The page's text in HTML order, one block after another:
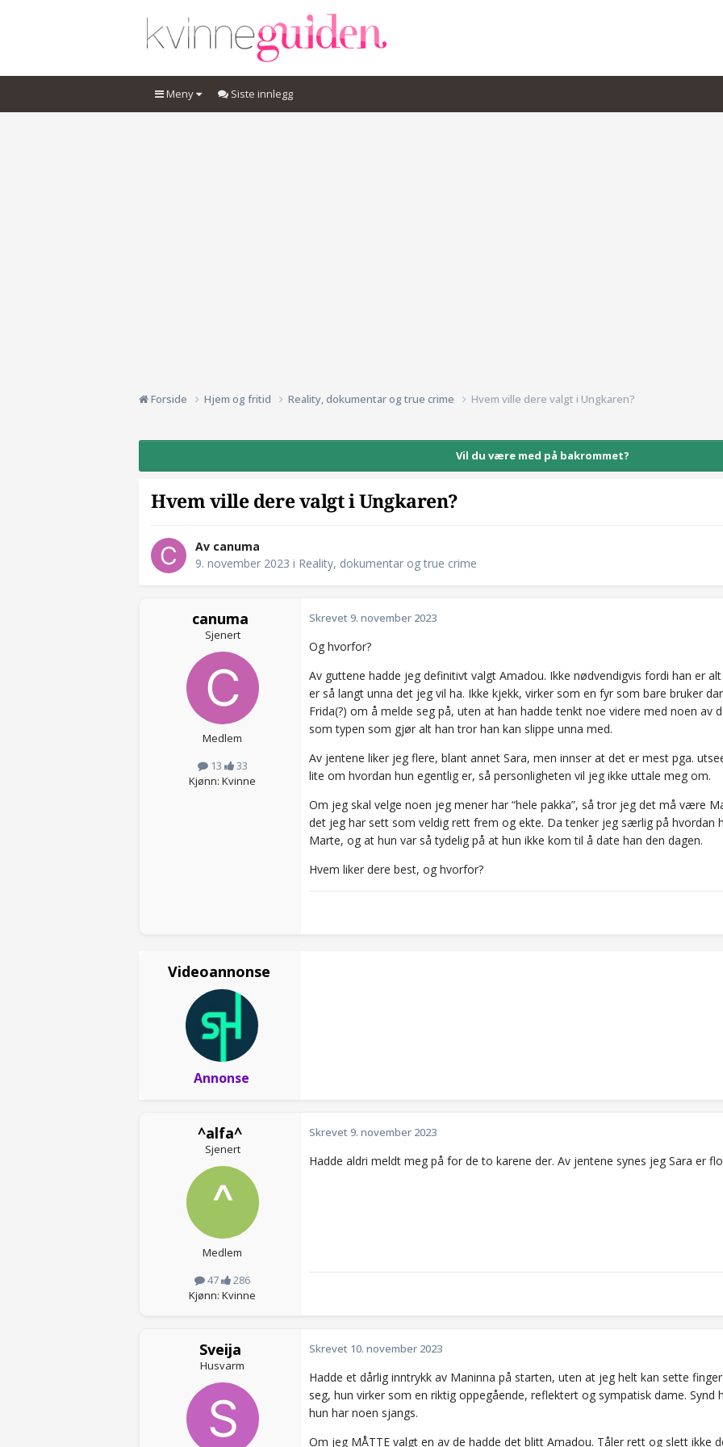
Meny Siste innlegg
Forside Hjem og fritid Reality, dokumentar og true crime Hvem ville dere valgt i Ungkaren?
Vil du være med på bakrommet?
Hvem ville dere valgt i Ungkaren?
Av canuma
9. november 2023 i Reality, dokumentar og true crime
canuma
Sjenert
Medlem
13
33
Kjønn: Kvinne
Skrevet9. november 2023
Og hvorfor?
Av guttene hadde jeg definitivt valgt Amadou. Ikke nødvendigvis fordi han er
er så langt unna det jeg vil ha. Ikke kjekk, virker som en fyr som bare bruker
Frida(?) om å melde seg på, uten at han hadde tenkt noe videre med noen
som typen som gjør alt han tror han kan slippe unna med.
Av jentene liker jeg flere, blant annet Sara, men innser at det er mest pga.
lite om hvordan hun egentlig er, så personligheten vil jeg ikke uttale meg om.
Om jeg skal velge noen jeg mener har “hele pakka”, så tror jeg det må være
det jeg har sett som veldig rett frem og ekte. Da tenker jeg særlig på hvordan
Marte, og at hun var så tydelig på at hun ikke kom til å date han den dagen.
Hvem liker dere best, og hvorfor?
Videoannonse
Annonse
^alfa^
Sjenert
Medlem
47
286
Kjønn: Kvinne
Skrevet9. november 2023
Hadde aldri meldt meg på for de to karene der. Av jentene synes jeg Sara er
Sveija
Husvarm
Skrevet 10. november 2023
Hadde et dårlig inntrykk av Maninna på starten, uten at jeg helt kan sette
seg, hun virker som en riktig oppegående, reflektert og sympatisk dame. Synd
hun har noen sjangs.
Om jeg MÅTTE valgt en av de hadde det blitt Amadou. Tåler rett og slett ikke